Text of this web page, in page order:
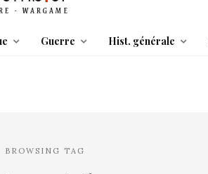
Guerre Hist. générale
BROWSING TAG